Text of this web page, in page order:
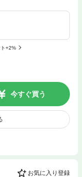
+2%
今すぐ買う
お気に入り登録